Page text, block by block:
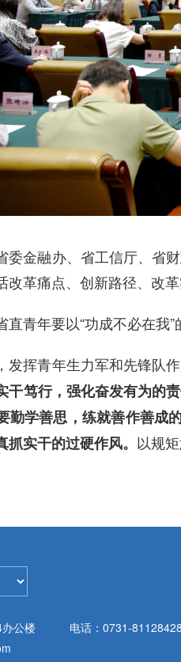
委金融办、 省工信厅、 省
改革痛点、创新路径、改革
直青年要以“功成不必在我
发挥青年生力军和先锋队
干笃行，强化奋发有为的责
勤学善思，练就善作善成
实干的过硬作风。 以规
公楼
电话：0731-81128428